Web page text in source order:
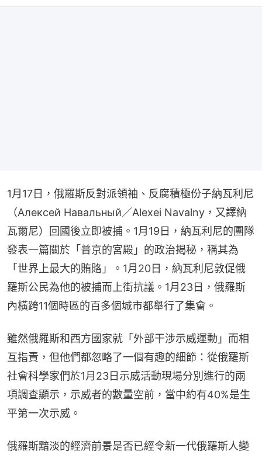
1月17日，俄羅斯反對派領袖、反腐積極份子納瓦利尼
（Алексей Навальный／Alexei Navalny，又譯納
瓦爾尼）回國後立即被捕。1月19日，納瓦利尼的團隊
發表一篇關於「普京的宮殿」的政治揭秘，稱其為
「世界上最大的賄賂」。1月20日，納瓦利尼敦促俄
羅斯公民為他的被捕而上街抗議。1月23日，俄羅斯
內橫跨11個時區的百多個城市都舉行了集會。
雖然俄羅斯和西方國家就「外部干涉示威運動」而相
互指責，但他們都忽略了一個有趣的細節：從俄羅斯
社會科學家們於1月23日示威活動現場分別進行的兩
項調查顯示，示威者的數量空前，當中約有40%是生
平第一次示威。
俄羅斯黯淡的經濟前景是否已經令新一代俄羅斯人變